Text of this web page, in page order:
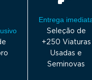
Entrega
Seleção de
+250 Viaturas
Usadas e
Seminovas